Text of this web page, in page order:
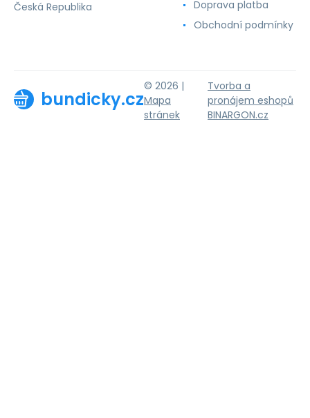
Česká Republika
Doprava platba
Obchodní podmínky
bundicky.cz
© 2026 |
Mapa
stránek
Tvorba a
pronájem eshopů
BINARGON.cz